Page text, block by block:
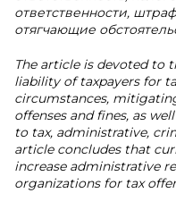
ответственности,
отягчающие
The article is devoted to
liability of taxpayers for
circumstances,
offenses and fines, as
to tax, administrative,
article concludes that
increase administrative
organizations for tax